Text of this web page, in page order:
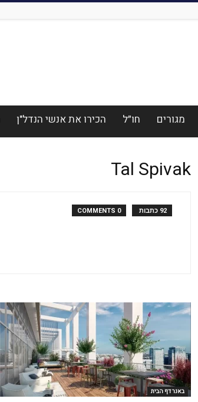
מגורים חו״ל הכירו את אנשי הנדל"ן
Tal Spivak
92 כתבות 0 COMMENTS
באנר דף הבית